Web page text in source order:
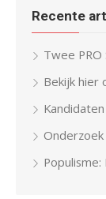
Recente
Twee
Bekijk hier